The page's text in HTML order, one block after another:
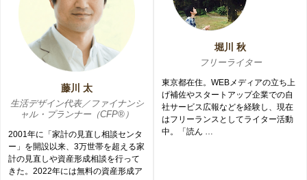
藤川 太
生活デザイン代表／ファイナンシ
ャル・プランナー（CFP®）
2001年に「家計の見直し相談センタ
ー」を開設以来、3万世帯を超える家
計の見直しや資産形成相談を行って
きた。2022年には無料の資産形成ア
堀川 秋
フリーライター
東京都在住。WEBメディアの立ち上
げ補佐やスタートアップ企業での自
社サービス広報などを経験し、現在
はフリーランスとしてライター活動
中。「読ん …